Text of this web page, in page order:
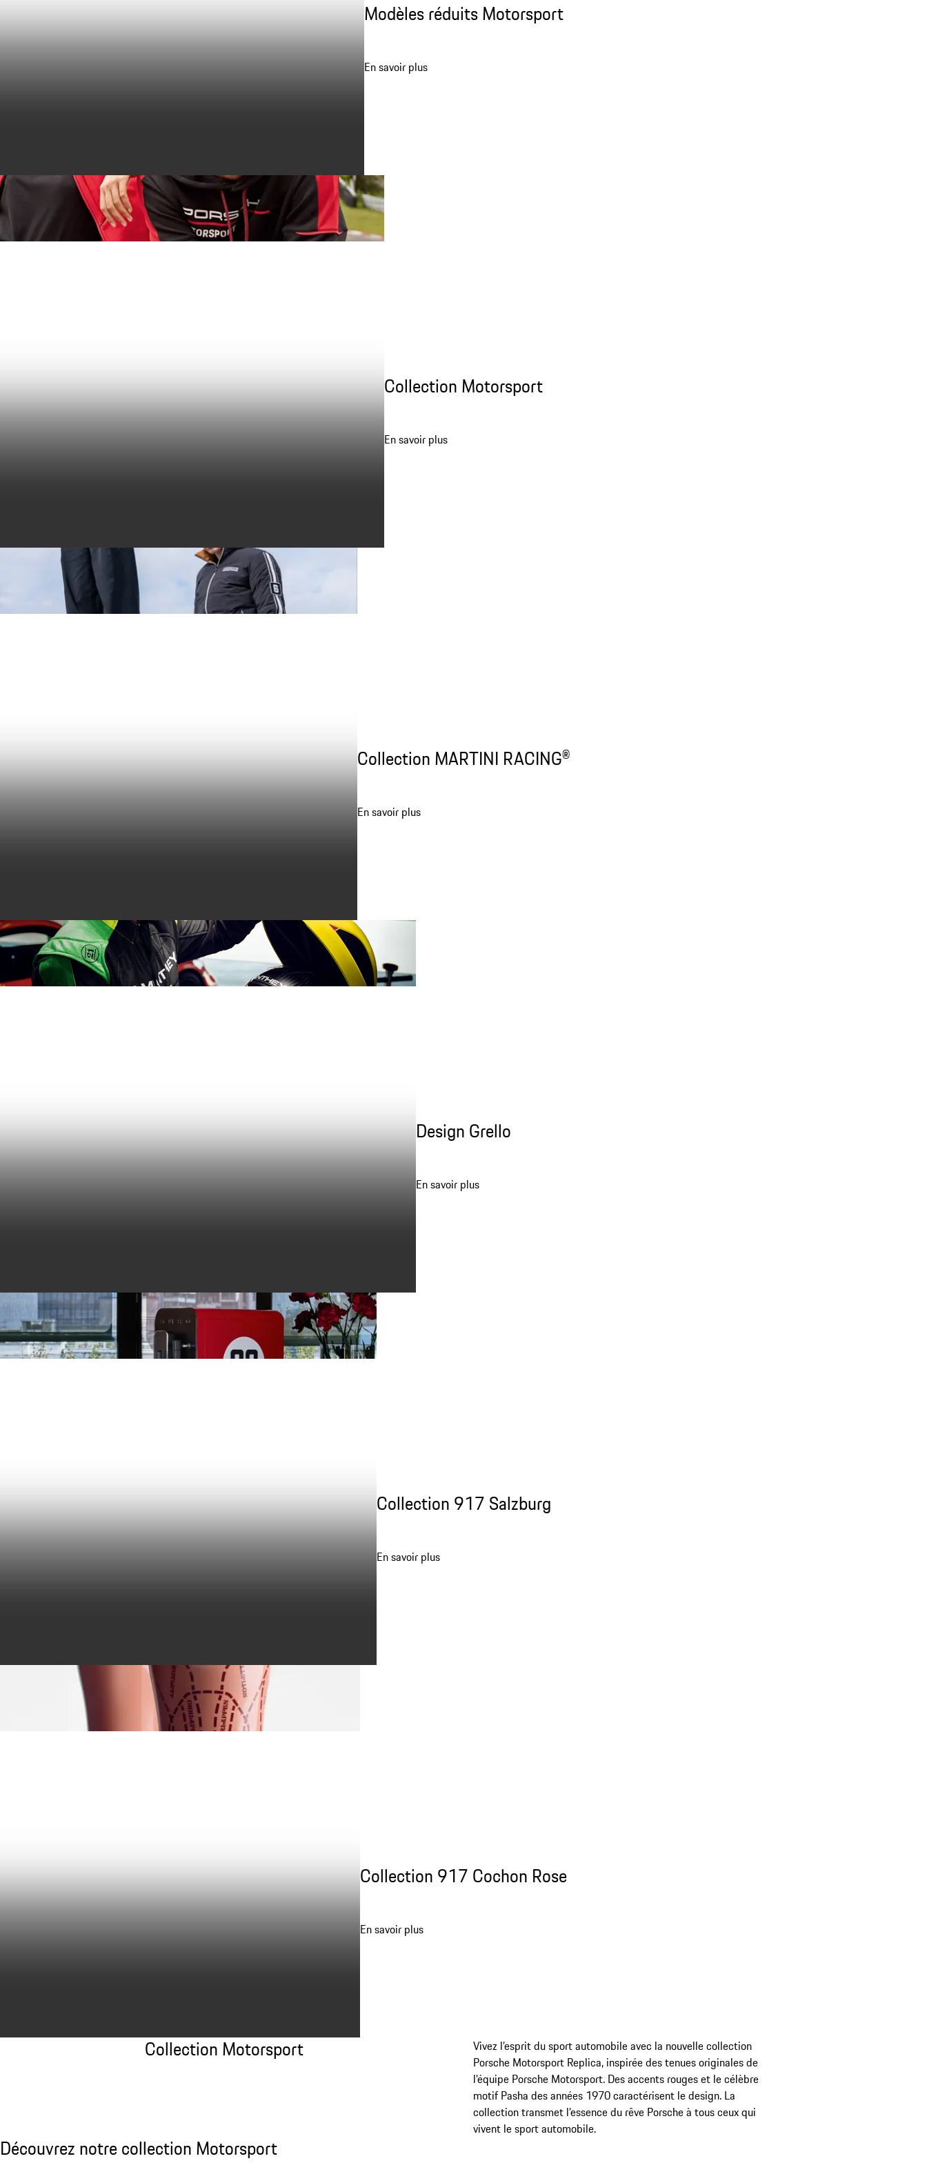
Modèles réduits Motorsport
En savoir plus
Collection Motorsport
En savoir plus
Collection MARTINI RACING®
En savoir plus
Design Grello
En savoir plus
Collection 917 Salzburg
En savoir plus
Collection 917 Cochon Rose
En savoir plus
Collection Motorsport
Vivez l’esprit du sport automobile avec la nouvelle collection
Porsche Motorsport Replica, inspirée des tenues originales de
l’équipe Porsche Motorsport. Des accents rouges et le célèbre
motif Pasha des années 1970 caractérisent le design. La
collection transmet l’essence du rêve Porsche à tous ceux qui
vivent le sport automobile.
Découvrez notre collection Motorsport
Découvrez notre collection Motorsport